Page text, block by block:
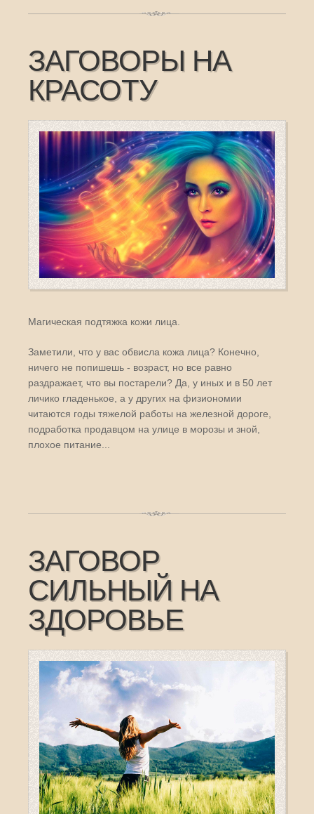
ЗАГОВОРЫ НА
КРАСОТУ
Магическая подтяжка кожи лица.
Заметили, что у вас обвисла кожа лица? Конечно,
ничего не попишешь - возраст, но все равно
раздражает, что вы постарели? Да, у иных и в 50 лет
личико гладенькое, а у других на физиономии
читаются годы тяжелой работы на железной дороге,
подработка продавцом на улице в морозы и зной,
плохое питание...
ЗАГОВОР
СИЛЬНЫЙ НА
ЗДОРОВЬЕ